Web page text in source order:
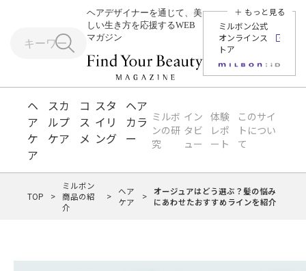
ヘアデザイナーを通じて、美
しい生き方を応援するWEB
マガジン
ミルボン公式
オンラインス
トア
ヘ
ア
ケ
ア
スカ
ルプ
ケア
コ
ス
メ
スタ
イリ
ング
ヘア
カラ
ー
ミルボ
ンの研
究
イン
タビ
ュー
体験
レポ
ート
このサイ
トについ
て
TOP >
ミルボン
商品の紹
介
>
ヘア
ケア
>
オージュアはどう選ぶ？髪の悩み
にあわせたおすすめラインを紹介
＋ もっと見る